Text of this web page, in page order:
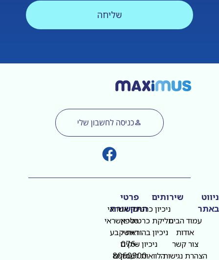
שליחה
כניסה לחשבון שלי
ניווט
באתר
עמוד הבית
אודות
צור קשר
הצהרת נגישות
שירותים
ניכיון כרטיסי אשראי
סליקת כרטיסי אשראי
ניכיון בהוראת קבע
ניכיון שיקים
הלוואות לעסקים
פרטי
התקשורת
טלפון
ראשי:
076-
8060900